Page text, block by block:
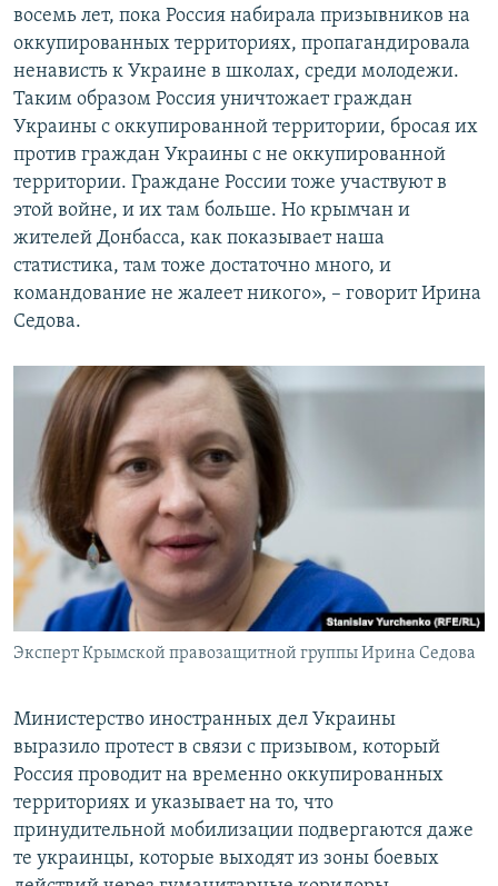
восемь лет, пока Россия набирала призывников на
оккупированных территориях, пропагандировала
ненависть к Украине в школах, среди молодежи.
Таким образом Россия уничтожает граждан
Украины с оккупированной территории, бросая их
против граждан Украины с не оккупированной
территории. Граждане России тоже участвуют в
этой войне, и их там больше. Но крымчан и
жителей Донбасса, как показывает наша
статистика, там тоже достаточно много, и
командование не жалеет никого», – говорит Ирина
Седова.
Эксперт Крымской правозащитной группы Ирина Седова
Министерство иностранных дел Украины
выразило протест в связи с призывом, который
Россия проводит на временно оккупированных
территориях и указывает на то, что
принудительной мобилизации подвергаются даже
те украинцы, которые выходят из зоны боевых